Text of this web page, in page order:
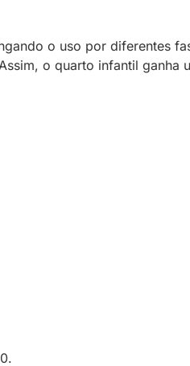
o uso por diferentes
o quarto infantil